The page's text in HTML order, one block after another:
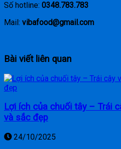
Số hotline: 0348.783.783
Mail: vibafood@gmail.com
Bài viết liên quan
Lợi ích của chuối tây – Trái
và sắc đẹp
24/10/2025